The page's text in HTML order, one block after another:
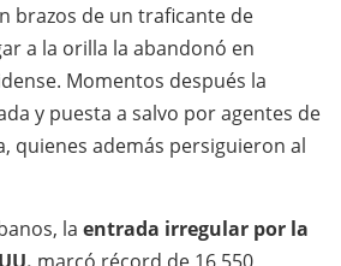
brazos de un traficante de
a la orilla la abandonó en
Momentos después la
y puesta a salvo por agentes de
quienes además persiguieron al
la entrada irregular por la